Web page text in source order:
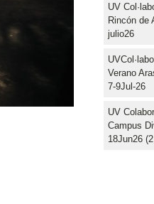
UV
Rincón de
julio26
Verano
7-9Jul-26
UV
Campus
18Jun26